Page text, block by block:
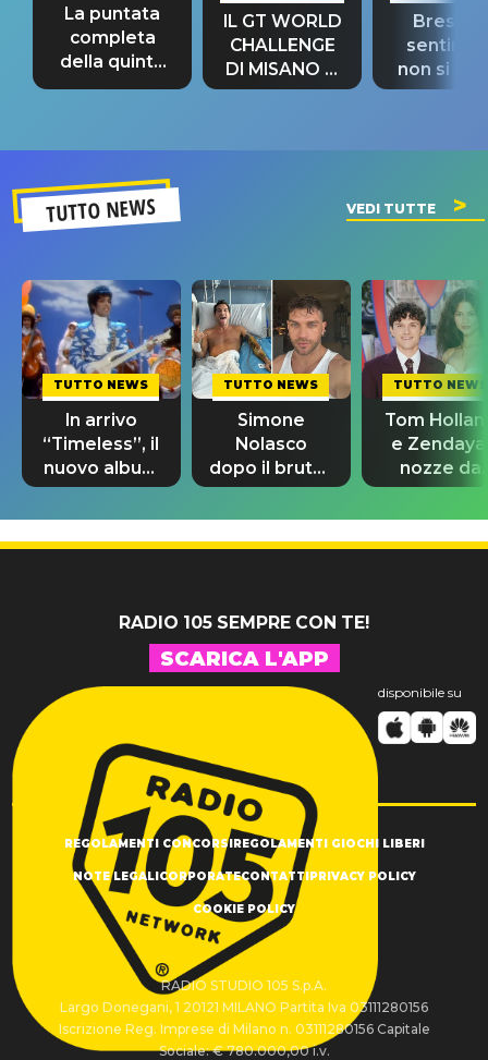
La puntata
completa
della quinta
tappa
IL GT WORLD
CHALLENGE
DI MISANO si
riconferma
Bresh:
non si
fino alla
TUTTO NEWS VEDI TUTTE
TUTTO NEWS
In arrivo
“Timeless”, il
nuovo album
di Prince con
10 brani
inediti
TUTTO NEWS
Simone
Nolasco
dopo il brutto
incidente:
"Sono così
grato alla
TUTTO NEWS
Tom
e
nozze da
580mila
sterline e
300
RADIO 105 SEMPRE CON TE!
SCARICA L'APP
disponibile su
REGOLAMENTI CONCORSIREGOLAMENTI GIOCHI LIBERI
NOTE LEGALICORPORATECONTATTIPRIVACY POLICY
COOKIE POLICY
RADIO STUDIO 105 S.p.A.
Largo Donegani, 1 20121 MILANO Partita Iva 03111280156
Iscrizione Reg. Imprese di Milano n. 03111280156 Capitale
Sociale: € 780.000,00 i.v.